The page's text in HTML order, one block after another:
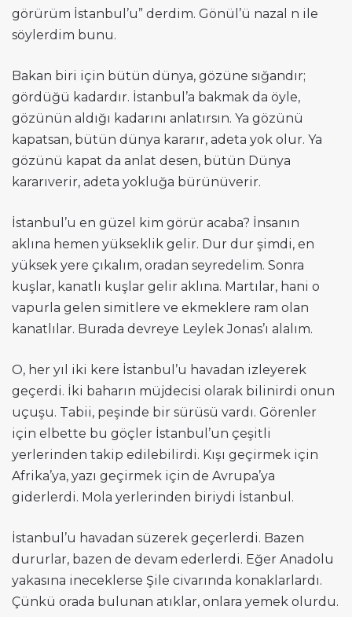
görürüm İstanbul’u” derdim. Gönül’ü nazal n ile
söylerdim bunu.
Bakan biri için bütün dünya, gözüne sığandır;
gördüğü kadardır. İstanbul’a bakmak da öyle,
gözünün aldığı kadarını anlatırsın. Ya gözünü
kapatsan, bütün dünya kararır, adeta yok olur. Ya
gözünü kapat da anlat desen, bütün Dünya
kararıverir, adeta yokluğa bürünüverir.
İstanbul’u en güzel kim görür acaba? İnsanın
aklına hemen yükseklik gelir. Dur dur şimdi, en
yüksek yere çıkalım, oradan seyredelim. Sonra
kuşlar, kanatlı kuşlar gelir aklına. Martılar, hani o
vapurla gelen simitlere ve ekmeklere ram olan
kanatlılar. Burada devreye Leylek Jonas’ı alalım.
O, her yıl iki kere İstanbul’u havadan izleyerek
geçerdi. İki baharın müjdecisi olarak bilinirdi onun
uçuşu. Tabii, peşinde bir sürüsü vardı. Görenler
için elbette bu göçler İstanbul’un çeşitli
yerlerinden takip edilebilirdi. Kışı geçirmek için
Afrika’ya, yazı geçirmek için de Avrupa’ya
giderlerdi. Mola yerlerinden biriydi İstanbul.
İstanbul’u havadan süzerek geçerlerdi. Bazen
dururlar, bazen de devam ederlerdi. Eğer Anadolu
yakasına ineceklerse Şile civarında konaklarlardı.
Çünkü orada bulunan atıklar, onlara yemek olurdu.